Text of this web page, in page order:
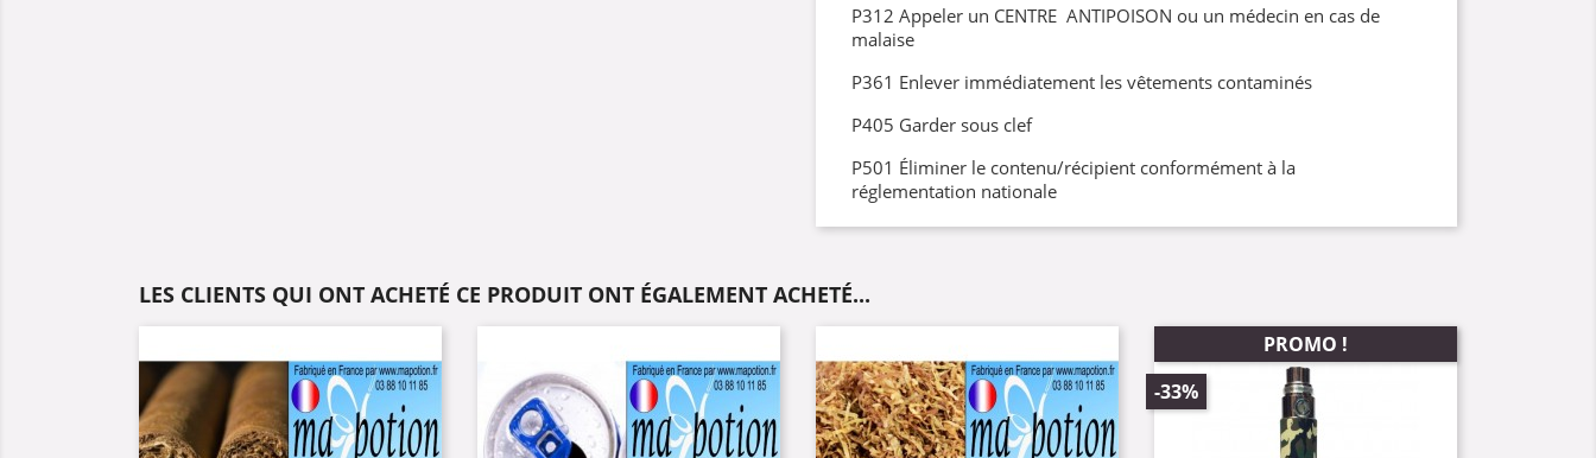
P312 Appeler un CENTRE ANTIPOISON ou un médecin en cas de
malaise
P361 Enlever immédiatement les vêtements contaminés
P405 Garder sous clef
P501 Éliminer le contenu/récipient conformément à la
réglementation nationale
LES CLIENTS QUI ONT ACHETÉ CE PRODUIT ONT ÉGALEMENT ACHETÉ...
-33%
PROMO !